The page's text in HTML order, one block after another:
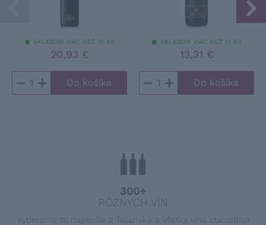
SKLADOM VIAC NEŽ 10 KS
20,93 €
− +
SKLADOM VIAC NEŽ 10 KS
13,31 €
− +
300+
RÔZNYCH VÍN
Vyberáme to najlepšie z Talianska a všetky vína starostlivo